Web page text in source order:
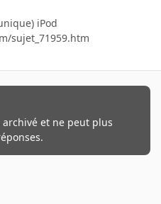
iPod
sujet_71959.htm
et ne peut plus